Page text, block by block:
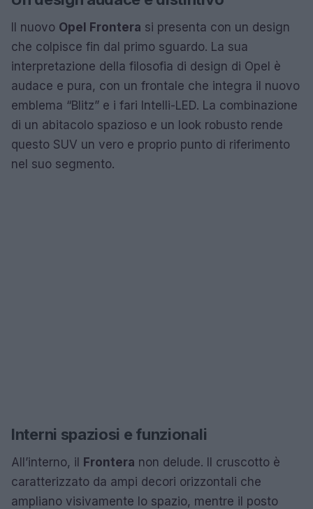
Il nuovo Opel Frontera si presenta con un design
che colpisce fin dal primo sguardo. La sua
interpretazione della filosofia di design di Opel è
audace e pura, con un frontale che integra il nuovo
emblema “Blitz” e i fari Intelli-LED. La combinazione
di un abitacolo spazioso e un look robusto rende
questo SUV un vero e proprio punto di riferimento
nel suo segmento.
Interni spaziosi e funzionali
All’interno, il Frontera non delude. Il cruscotto è
caratterizzato da ampi decori orizzontali che
ampliano visivamente lo spazio, mentre il posto